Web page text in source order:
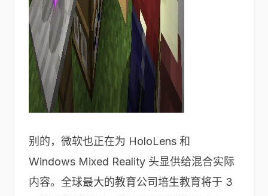
别的，微软也正在为 HoloLens 和
Windows Mixed Reality 头显供给混合实际
内容。全球最大的教育公司培生教育将于 3